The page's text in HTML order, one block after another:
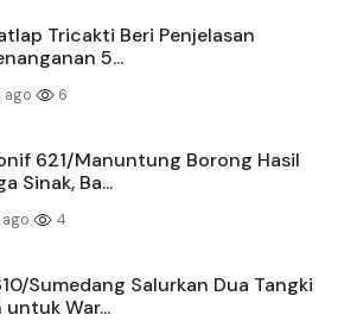
Tricakti Beri Penjelasan
5...
ago 6
621/Manuntung Borong Hasil
Sinak, Ba...
4
Sumedang Salurkan Dua Tangki
untuk War...